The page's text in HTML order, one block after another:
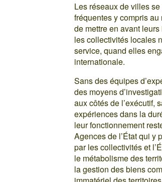
Les réseaux de villes
fréquentes y compris
de mettre en avant
les collectivités locales
service, quand elles
internationale.
Sans des équipes
des moyens
aux côtés de l’exécutif,
expériences dans la
leur fonctionnement
Agences de l’État qui y
par les collectivités et
le métabolisme des
la gestion des biens